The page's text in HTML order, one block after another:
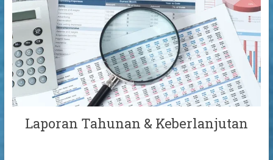
Laporan Tahunan & Keberlanjutan